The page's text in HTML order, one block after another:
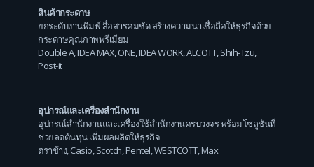
สินค้ากระดาษ
ยกระดับงานพิมพ์ สื่อสารคมชัด สร้างความน่าเชื่อถือให้ธุรกิจด้วย
กระดาษคุณภาพพรีเมียม
Double A,IDEA MAX,ONE,IDEA WORK,ALCOTT,Shih-Tzu,
Post-it
อุปกรณ์และเครื่องสำนักงาน
อุปกรณ์สำนักงานและเครื่องใช้สำนักงานครบวงจร พร้อมโซลูชันที่
ช่วยลดต้นทุน เพิ่มผลผลิตให้ธุรกิจ
ตราช้าง,Casio,Scotch,Pentel,WESTCOTT,Max